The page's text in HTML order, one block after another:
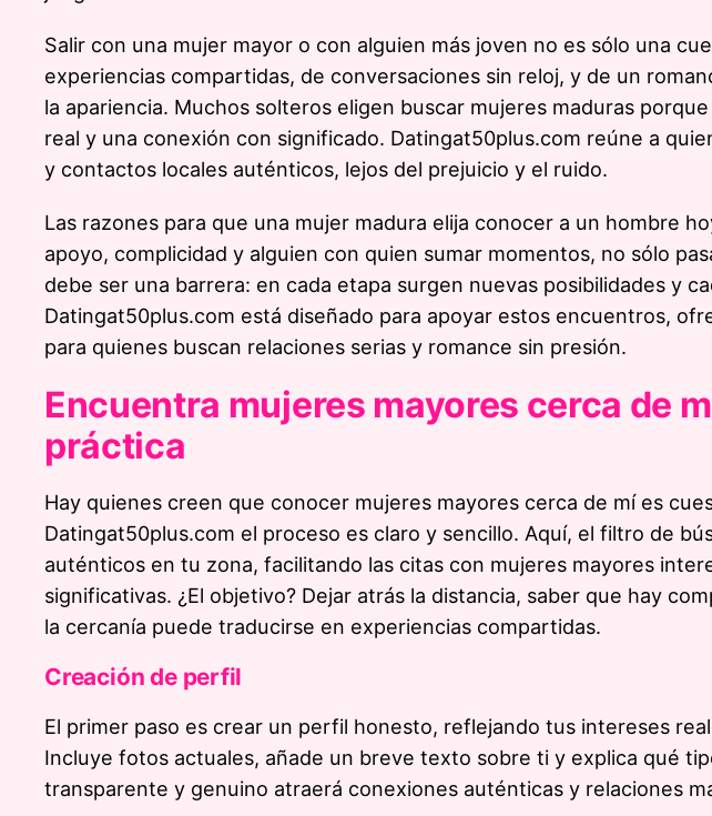
Salir con una mujer mayor o con alguien más joven no es sólo una
experiencias compartidas, de conversaciones sin reloj, y de un
la apariencia. Muchos solteros eligen buscar mujeres maduras
real y una conexión con significado. Datingat50plus.com reúne a
y contactos locales auténticos, lejos del prejuicio y el ruido.
Las razones para que una mujer madura elija conocer a un hombre
apoyo, complicidad y alguien con quien sumar momentos, no sólo
debe ser una barrera: en cada etapa surgen nuevas posibilidades y
Datingat50plus.com está diseñado para apoyar estos encuentros,
para quienes buscan relaciones serias y romance sin presión.
Encuentra mujeres mayores cerca de
práctica
Hay quienes creen que conocer mujeres mayores cerca de mí es
Datingat50plus.com el proceso es claro y sencillo. Aquí, el filtro de
auténticos en tu zona, facilitando las citas con mujeres mayores
significativas. ¿El objetivo? Dejar atrás la distancia, saber que hay
la cercanía puede traducirse en experiencias compartidas.
Creación de perfil
El primer paso es crear un perfil honesto, reflejando tus intereses
Incluye fotos actuales, añade un breve texto sobre ti y explica qué
transparente y genuino atraerá conexiones auténticas y relaciones